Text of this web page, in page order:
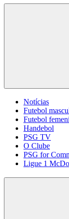
Notícias
Futebol
Futebol
Handebol
PSG TV
O Clube
PSG for
Ligue 1